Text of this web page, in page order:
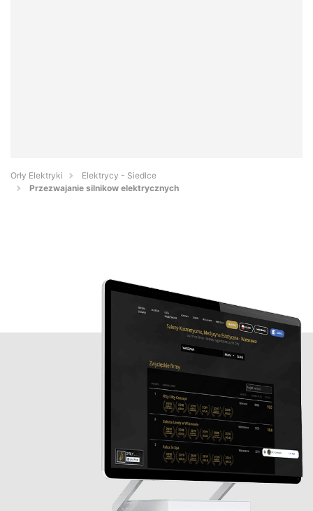
Orły Elektryki
Elektrycy - Siedlce
Przezwajanie silnikow elektrycznych